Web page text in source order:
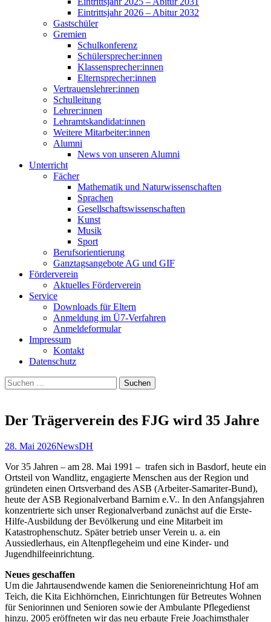
Eintrittsjahr 2026 – Abitur 2032
Gastschüler
Gremien
Schulkonferenz
Schülersprecher:innen
Klassensprecher:innen
Elternsprecher:innen
Vertrauenslehrer:innen
Schulleitung
Lehrer:innen
Lehramtskandidat:innen
Weitere Mitarbeiter:innen
Alumni
News von unseren Alumni
Unterricht
Fächer
Mathematik und Naturwissenschaften
Sprachen
Gesellschaftswissenschaften
Kunst
Musik
Sport
Berufsorientierung
Ganztagsangebote AG und GIF
Förderverein
Aktuelles Förderverein
Service
Downloads für Eltern
Anmeldung im Ü7-Verfahren
Anmeldeformular
Impressum
Kontakt
Datenschutz
Suchen
nach:
Der Trägerverein des FJG wird 35 Jahre
28. Mai 2026NewsDH
Vor 35 Jahren – am 28. Mai 1991 – trafen sich in Basdorf, heute ein
Ortsteil von Wandlitz, engagierte Menschen aus der Region und
gründeten einen Ortsverband des ASB (Arbeiter-Samariter-Bund),
heute der ASB Regionalverband Barnim e.V.. In den Anfangsjahren
konzentrierte sich unser Regionalverband zunächst auf die Erste-
Hilfe-Ausbildung der Bevölkerung und eine Mitarbeit im
Katastrophenschutz. Später betrieb unser Verein u. a. ein
Aussiedlerhaus, ein Altenpflegeheim und eine Kinder- und
Jugendhilfeeinrichtung.
Neues geschaffen
Um die Jahrtausendwende kamen die Senioreneinrichtung Hof am
Teich, die Kita Eichhörnchen, Einrichtungen für Betreutes Wohnen
für Seniorinnen und Senioren sowie der Ambulante Pflegedienst
hinzu. 2005 eröffneten wir das neu erbaute Freie Joachimsthaler